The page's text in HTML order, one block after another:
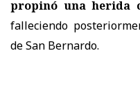
propinó una herida
falleciendo
de San Bernardo.